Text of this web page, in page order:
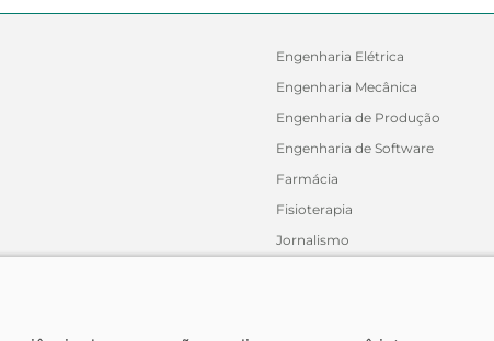
Engenharia Elétrica
Engenharia Mecânica
Engenharia de Produção
Engenharia de Software
Farmácia
Fisioterapia
Jornalismo